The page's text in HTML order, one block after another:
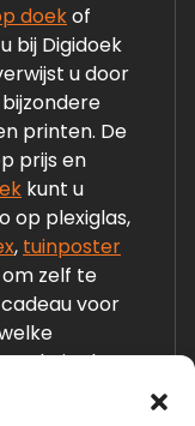
doekof
bij Digidoek
u door
printen. De
prijs en
kunt u
op plexiglas,
, tuinposter
om zelf te
voor
website laten